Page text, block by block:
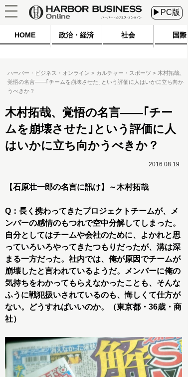
▶PC版
HOME 政治・経済 社会 国際
ハーバー・ビジネス・オンライン カルチャー・スポーツ
木村拓哉、
覚悟の名言――｢チームを崩壊させた｣という評価に人はいかに立ち向か
うべきか？
木村拓哉、覚悟の名言――｢チー
ムを崩壊させた｣という評価に人
はいかに立ち向かうべきか？
2016.08.19
【石原壮一郎の名言に訊け】～木村拓哉
Q：長く携わってきたプロジェクトチームが、メ
ンバーの感情のもつれで空中分解してしまった。
自分としてはチームや会社のために、よかれと思
っていろいろやってきたつもりだったが、溝は深
まる一方だった。社内では、俺が原因でチームが
崩壊したと言われているようだ。メンバーに俺の
気持ちをわかってもらえなかったことも、そんな
ふうに戦犯扱いされているのも、悔しくて仕方が
ない。どうすればいいのか。（東京都・36歳・商
社）